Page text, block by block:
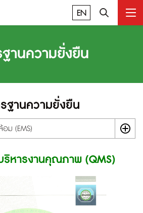
EN
านความยั่งยืน
ฐานความยั่งยืน
ม (EMS)
ริหารงานคุณภาพ (QMS)